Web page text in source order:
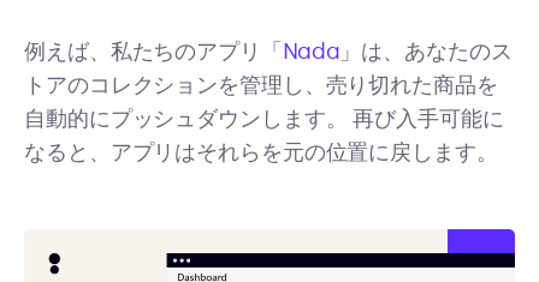
例えば、私たちのアプリ「 Nada 」は、あなたのス
トアのコレクションを管理し、売り切れた商品を
自動的にプッシュダウンします。 再び入手可能に
なると、アプリはそれらを元の位置に戻します。